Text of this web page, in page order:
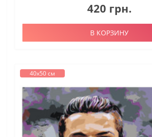
420 грн.
В КОРЗИНУ
40х50 см